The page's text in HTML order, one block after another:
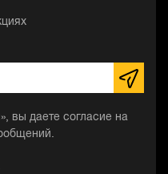
вы даете согласие на